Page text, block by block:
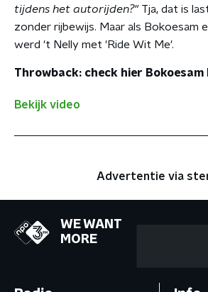
tijdens het autorijden?" Tja, dat is
zonder rijbewijs. Maar als Bokoesam
werd 't Nelly met 'Ride Wit Me'.
Throwback: check hier Bokoesam
Bekijk video
Advertentie via
WE WANT
MORE